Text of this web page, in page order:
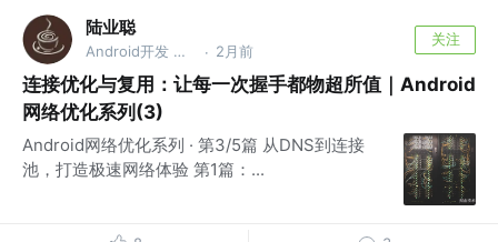
陆业聪
Android开发 @腾讯 · 2月前
关注
连接优化与复用：让每一次握手都物超所值｜Android
网络优化系列(3)
Android网络优化系列 · 第3/5篇 从DNS到连接
池，打造极速网络体验 第1篇：...